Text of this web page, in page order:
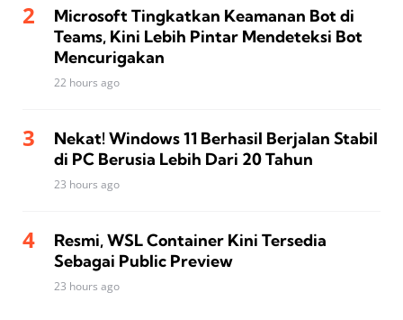
Microsoft Tingkatkan Keamanan Bot di
Teams, Kini Lebih Pintar Mendeteksi Bot
Mencurigakan
22 hours ago
Nekat! Windows 11 Berhasil Berjalan Stabil
di PC Berusia Lebih Dari 20 Tahun
23 hours ago
Resmi, WSL Container Kini Tersedia
Sebagai Public Preview
23 hours ago